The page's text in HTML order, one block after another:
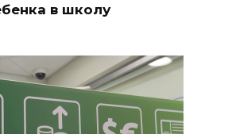
в школу